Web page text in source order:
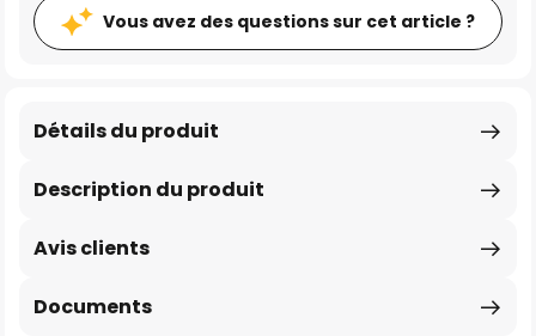
Vous avez des questions sur cet article ?
Description du produit
Détails du produit
Avis clients
Documents